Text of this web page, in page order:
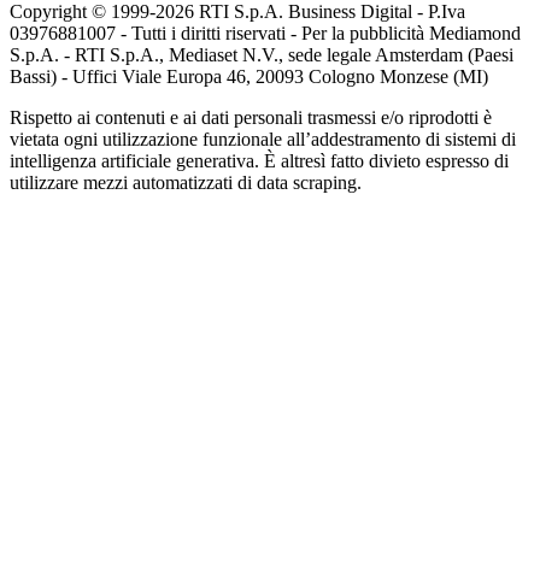
Copyright © 1999-2026 RTI S.p.A. Business Digital - P.Iva
03976881007 - Tutti i diritti riservati - Per la pubblicità Mediamond
S.p.A. - RTI S.p.A., Mediaset N.V., sede legale Amsterdam (Paesi
Bassi) - Uffici Viale Europa 46, 20093 Cologno Monzese (MI)
Rispetto ai contenuti e ai dati personali trasmessi e/o riprodotti è
vietata ogni utilizzazione funzionale all’addestramento di sistemi di
intelligenza artificiale generativa. È altresì fatto divieto espresso di
utilizzare mezzi automatizzati di data scraping.